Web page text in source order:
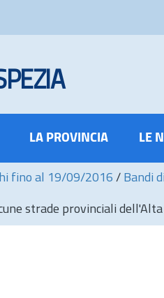
LA PROVINCIA LE
fino al 19/09/2016 / Bandi
strade provinciali dell'Alta